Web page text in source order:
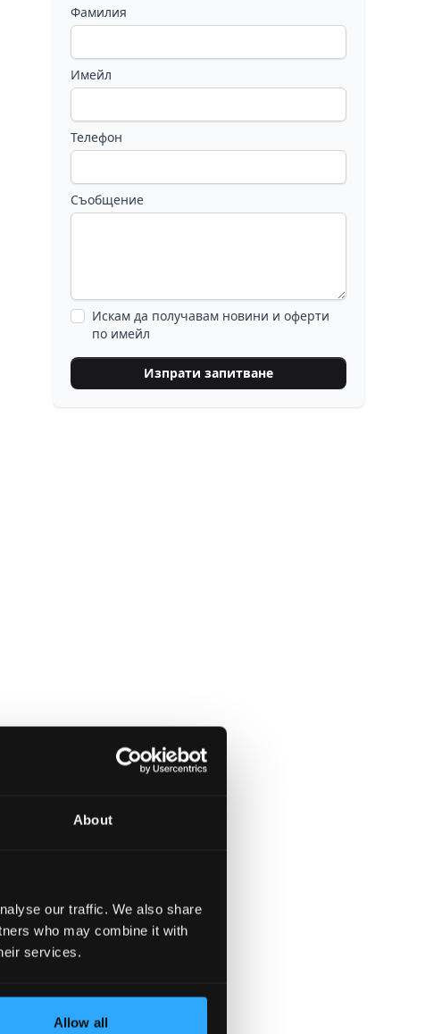
About
our traffic. We also share
who may combine it with
services.
Allow all
Фамилия
Имейл
Телефон
Съобщение
Искам да получавам новини и оферти
по имейл
Изпрати запитване